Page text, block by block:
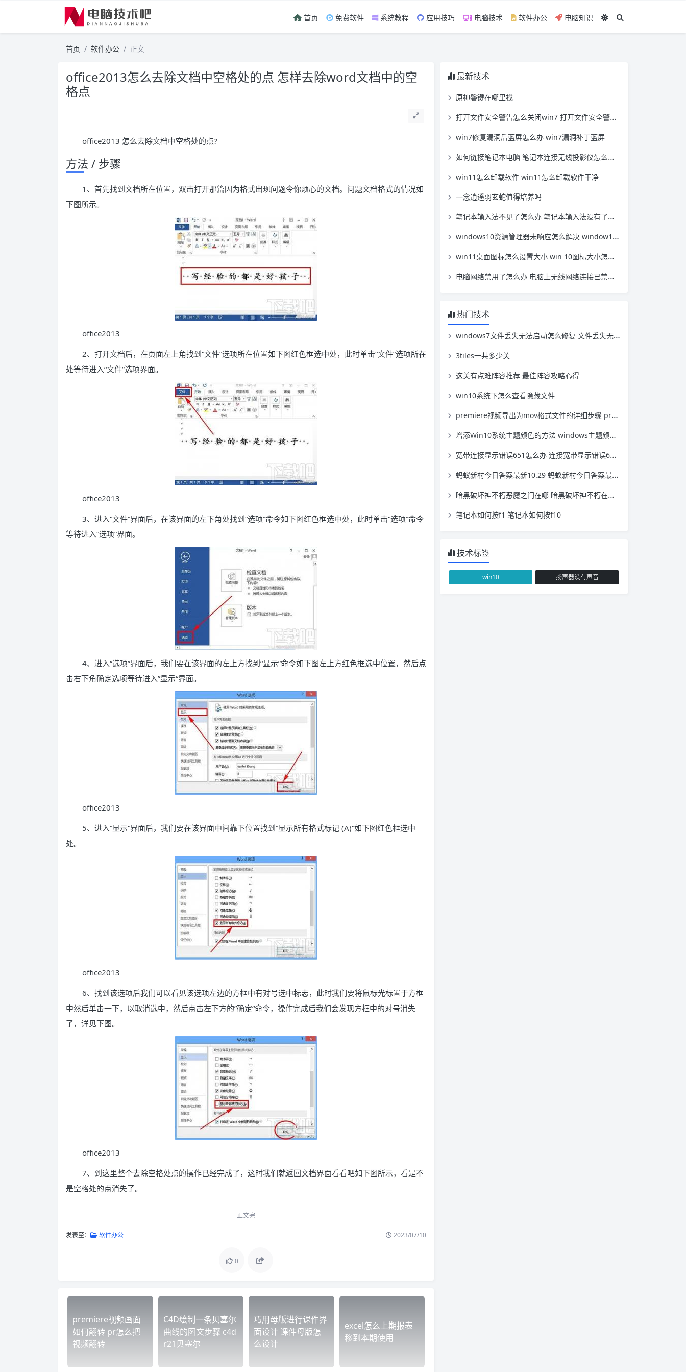
首页 免费软件 系统教程 应用技巧 电脑技术 软件办公 电脑知识
首页 软件办公 正文
office2013怎么去除文档中空格处的点 怎样去除word文档中的空
格点
office2013 怎么去除文档中空格处的点?
方法 / 步骤
1、首先找到文档所在位置，双击打开那篇因为格式出现问题令你烦心的文档。问题文档格式的情况如
下图所示。
office2013
2、打开文档后，在页面左上角找到“文件”选项所在位置如下图红色框选中处，此时单击“文件”选项所在
处等待进入“文件”选项界面。
office2013
3、进入“文件”界面后，在该界面的左下角处找到“选项”命令如下图红色框选中处，此时单击“选项”命令
等待进入“选项”界面。
4、进入“选项”界面后，我们要在该界面的左上方找到“显示”命令如下图左上方红色框选中位置，然后点
击右下角确定选项等待进入”显示“界面。
office2013
5、进入”显示“界面后，我们要在该界面中间靠下位置找到”显示所有格式标记 (A)“如下图红色框选中
处。
office2013
6、找到该选项后我们可以看见该选项左边的方框中有对号选中标志，此时我们要将鼠标光标置于方框
中然后单击一下，以取消选中，然后点击左下方的”确定“命令，操作完成后我们会发现方框中的对号消失
了，详见下图。
office2013
7、到这里整个去除空格处点的操作已经完成了，这时我们就返回文档界面看看吧如下图所示，看是不
是空格处的点消失了。
正文完
发表至： 软件办公 2023/07/10
0
premiere视频画面
如何翻转 pr怎么把
视频翻转
C4D绘制一条贝塞尔
曲线的图文步骤 c4d
r21贝塞尔
巧用母版进行课件界
面设计 课件母版怎
么设计
excel怎么上期报表
移到本期使用
最新技术
原神磐键在哪里找
打开文件安全警告怎么关闭win7 打开文件安全警告怎么关闭win11
win7修复漏洞后蓝屏怎么办 win7漏洞补丁蓝屏
如何链接笔记本电脑 笔记本连接无线投影仪怎么连接
win11怎么卸载软件 win11怎么卸载软件干净
一念逍遥羽玄蛇值得培养吗
笔记本输入法不见了怎么办 笔记本输入法没有了怎么办
windows10资源管理器未响应怎么解决 window10资源管理器无响应
win11桌面图标怎么设置大小 win 10图标大小怎么设置
电脑网络禁用了怎么办 电脑上无线网络连接已禁用怎么办
热门技术
windows7文件丢失无法启动怎么修复 文件丢失无法启动Windows
3tiles一共多少关
这关有点难阵容推荐 最佳阵容攻略心得
win10系统下怎么查看隐藏文件
premiere视频导出为mov格式文件的详细步骤 premiere如何导出视频为mp4格式
增添Win10系统主题颜色的方法 windows主题颜色怎么设置
宽带连接显示错误651怎么办 连接宽带显示错误651怎么回事
蚂蚁新村今日答案最新10.29 蚂蚁新村今日答案最新10.27
暗黑破坏神不朽恶魔之门在哪 暗黑破坏神不朽在哪下
笔记本如何按f1 笔记本如何按f10
技术标签
win10 扬声器没有声音